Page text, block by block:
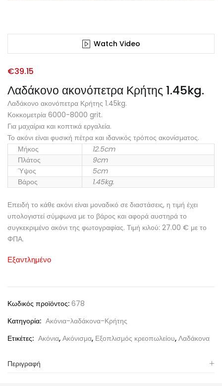
Watch Video
Λαδάκονο ακονόπετρα Κρήτης 1.45kg.
€39.15
Λαδάκονο ακονόπετρα Κρήτης 1.45kg.
Κοκκομετρία 6000-8000 grit.
Για μαχαίρια και κοπτικά εργαλεία.
Το ακόνι είναι φυσική πέτρα και ιδανικός τρόπος ακονίσματος.
Μήκος
12.5cm
Πλάτος
9cm
Ύψος
5cm
Βάρος
1.45kg.
Επειδή το κάθε ακόνι είναι μοναδικό σε διαστάσεις, η τιμή έχει
υπολογιστεί σύμφωνα με το βάρος και αφορά αυστηρά το
συγκεκριμένο ακόνι της φωτογραφίας. Τιμή κιλού: 27.00 € με το
ΦΠΑ.
Εξαντλημένο
Κωδικός προϊόντος: 678
Κατηγορία: Ακόνια-λαδάκονα-Κρήτης
Ετικέτες: Ακόνια, Ακόνισμα, Εξοπλισμός κρεοπωλείου, Λαδάκονα
Περιγραφή